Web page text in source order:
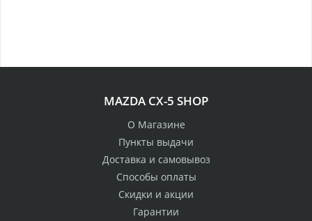
MAZDA CX-5 SHOP
О Магазине
Пункты выдачи
Доставка и самовывоз
Способы оплаты
Скидки и акции
Гарантии